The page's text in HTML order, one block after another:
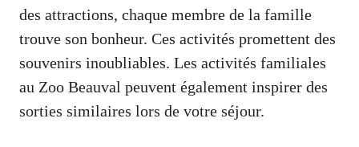
des attractions, chaque membre de la famille
trouve son bonheur. Ces activités promettent des
souvenirs inoubliables. Les activités familiales
au Zoo Beauval peuvent également inspirer des
sorties similaires lors de votre séjour.